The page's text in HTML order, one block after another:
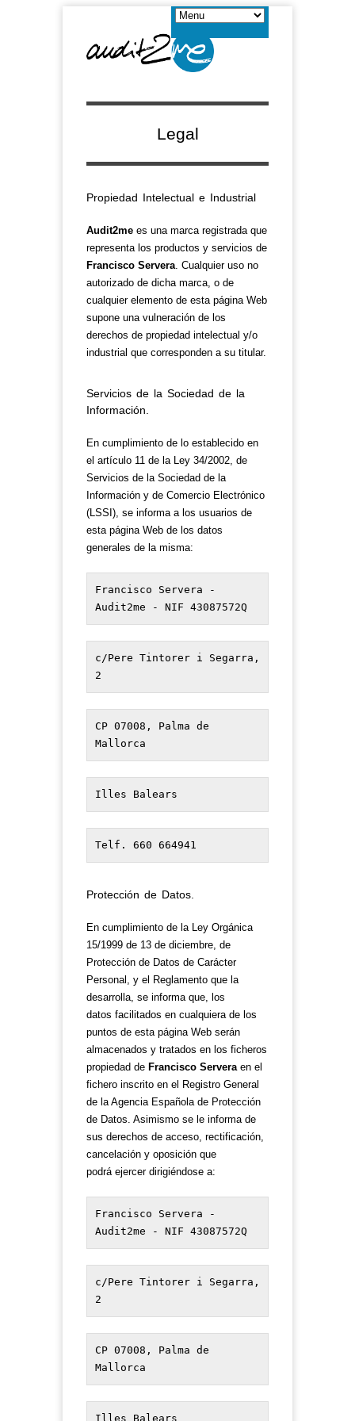
Legal
Propiedad Intelectual e Industrial
Audit2me es una marca registrada que
representa los productos y servicios de
Francisco Servera . Cualquier uso no
autorizado de dicha marca, o de
cualquier elemento de esta página Web
supone una vulneración de los
derechos de propiedad intelectual y/o
industrial que corresponden a su titular.
Servicios de la Sociedad de la
Información.
En cumplimiento de lo establecido en
el artículo 11 de la Ley 34/2002, de
Servicios de la Sociedad de la
Información y de Comercio Electrónico
(LSSI), se informa a los usuarios de
esta página Web de los datos
generales de la misma:
Francisco Servera -
Audit2me - NIF 43087572Q
c/Pere Tintorer i Segarra,
2
CP 07008, Palma de
Mallorca
Illes Balears
Telf. 660 664941
Protección de Datos.
En cumplimiento de la Ley Orgánica
15/1999 de 13 de diciembre, de
Protección de Datos de Carácter
Personal, y el Reglamento que la
desarrolla, se informa que, los
datos facilitados en cualquiera de los
puntos de esta página Web serán
almacenados y tratados en los ficheros
propiedad de Francisco Servera en el
fichero inscrito en el Registro General
de la Agencia Española de Protección
de Datos. Asimismo se le informa de
sus derechos de acceso, rectificación,
cancelación y oposición que
podrá ejercer dirigiéndose a:
Francisco Servera -
Audit2me - NIF 43087572Q
c/Pere Tintorer i Segarra,
2
CP 07008, Palma de
Mallorca
Illes Balears